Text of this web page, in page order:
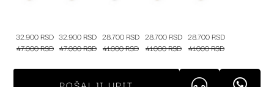
32.900 RSD
47.000 RSD
32.900 RSD
47.000 RSD
28.700 RSD
41.000 RSD
28.700 RSD
41.000 RSD
28.700 RSD
41.000 RSD